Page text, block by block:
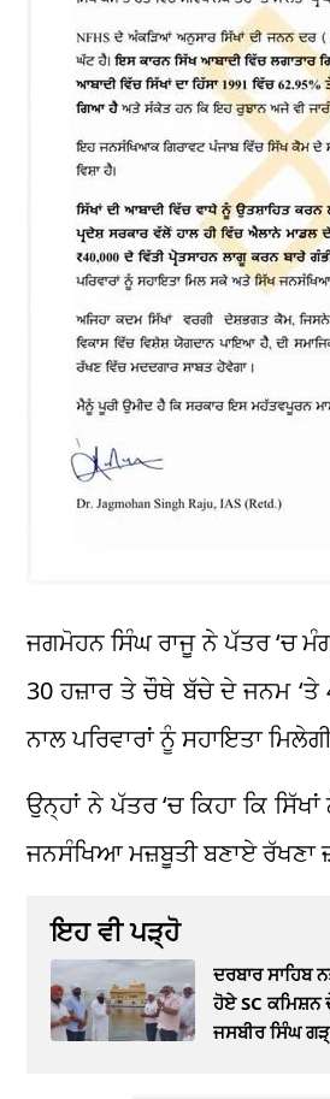
ਜਗਮੋਹਨ ਸਿੰਘ ਰਾਜੂ ਨੇ ਪੱਤਰ ‘ਚ
30 ਹਜ਼ਾਰ ਤੇ ਚੌਥੇ ਬੱਚੇ ਦੇ ਜਨਮ ‘ਤੇ
ਨਾਲ ਪਰਿਵਾਰਾਂ ਨੂੰ ਸਹਾਇਤਾ
ਉਨ੍ਹਾਂ ਨੇ ਪੱਤਰ ‘ਚ ਕਿਹਾ ਕਿ
ਜਨਸੰਖਿਆ ਮਜ਼ਬੂਤੀ ਬਣਾਏ ਰੱਖਣਾ
ਇਹ ਵੀ ਪੜ੍ਹੋ
ਦਰਬਾਰ ਸਾਹਿਬ
ਹੋਏ SC
ਜਸਬੀਰ ਸਿੰਘ